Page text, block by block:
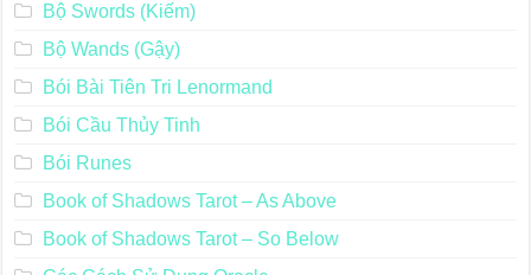
Bộ Swords (Kiếm)
Bộ Wands (Gậy)
Bói Bài Tiên Tri Lenormand
Bói Cầu Thủy Tinh
Bói Runes
Book of Shadows Tarot – As Above
Book of Shadows Tarot – So Below